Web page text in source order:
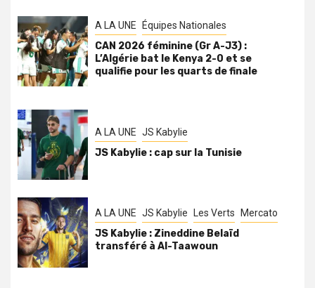
A LA UNE Équipes Nationales
CAN 2026 féminine (Gr A-J3) :
L’Algérie bat le Kenya 2-0 et se
qualifie pour les quarts de finale
A LA UNE JS Kabylie
JS Kabylie : cap sur la Tunisie
A LA UNE JS Kabylie Les Verts Mercato
JS Kabylie : Zineddine Belaïd
transféré à Al-Taawoun